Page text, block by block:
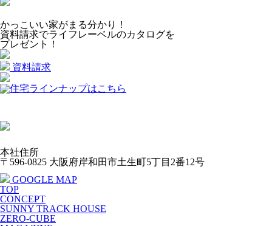
かっこいい家がまる分かり！
資料請求でライフレーベルのカタログを
プレゼント！
資料請求
本社住所
〒596-0825 大阪府岸和田市土生町5丁目2番12号
GOOGLE MAP
TOP
CONCEPT
SUNNY TRACK HOUSE
ZERO-CUBE